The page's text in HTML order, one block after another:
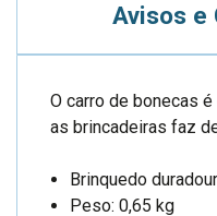
Avisos e
O carro de bonecas
as brincadeiras faz
Brinquedo
Peso: 0,65 kg